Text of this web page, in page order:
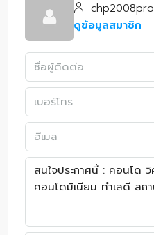
chp2008pro
ดูข้อมูลสมาชิก